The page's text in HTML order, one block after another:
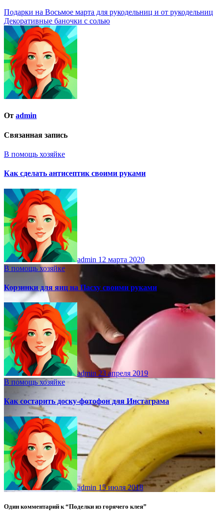
Подарки на Восьмое марта для рукодельниц и от рукодельниц
Декоративные баночки с солью
От admin
Связанная запись
В помощь хозяйке
Как сделать антисептик своими руками
admin 12 марта 2020
В помощь хозяйке
Корзинки для яиц на Пасху своими руками
admin 23 апреля 2019
В помощь хозяйке
Как состарить доску-фотофон для Инстаграма
admin 15 июля 2018
Один комментарий к “Поделки из горячего клея”